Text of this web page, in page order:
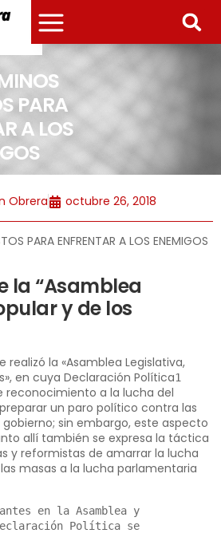
PARA
A LOS
Obrera octubre 26, 2018
la “Asamblea
y de los
realizó la «Asamblea Legislativa,
en cuya Declaración Política1
a la lucha del
un paro político contra las
sin embargo, este aspecto
allí también se expresa la táctica
y reformistas de amarrar la lucha
masas a la lucha parlamentaria
en la Asamblea y
Política se